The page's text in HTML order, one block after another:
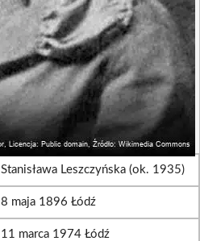
Stanisława Leszczyńska (ok. 1935)
8 maja 1896 Łódź
11 marca 1974 Łódź